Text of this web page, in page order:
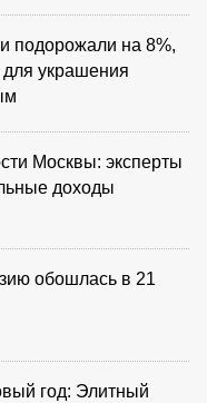
подорожали на 8%,
украшения
Москвы: эксперты
доходы
обошлась в 21
год: Элитный